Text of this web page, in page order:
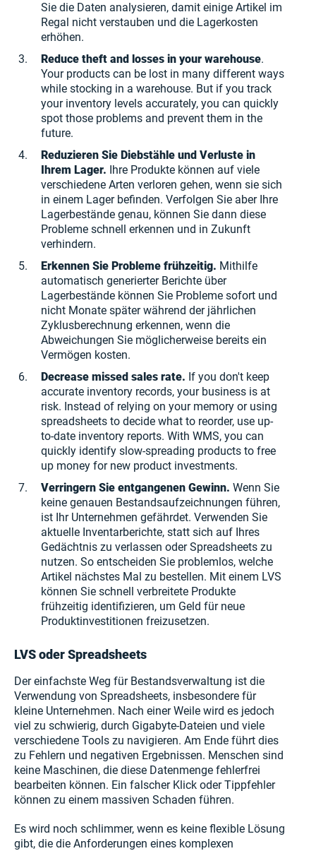
Sie die Daten analysieren, damit einige Artikel im
Regal nicht verstauben und die Lagerkosten
erhöhen.
Reduce theft and losses in your warehouse.
Your products can be lost in many different ways
while stocking in a warehouse. But if you track
your inventory levels accurately, you can quickly
spot those problems and prevent them in the
future.
Reduzieren Sie Diebstähle und Verluste in
Ihrem Lager. Ihre Produkte können auf viele
verschiedene Arten verloren gehen, wenn sie sich
in einem Lager befinden. Verfolgen Sie aber Ihre
Lagerbestände genau, können Sie dann diese
Probleme schnell erkennen und in Zukunft
verhindern.
Erkennen Sie Probleme frühzeitig. Mithilfe
automatisch generierter Berichte über
Lagerbestände können Sie Probleme sofort und
nicht Monate später während der jährlichen
Zyklusberechnung erkennen, wenn die
Abweichungen Sie möglicherweise bereits ein
Vermögen kosten.
Decrease missed sales rate. If you don't keep
accurate inventory records, your business is at
risk. Instead of relying on your memory or using
spreadsheets to decide what to reorder, use up-
to-date inventory reports. With WMS, you can
quickly identify slow-spreading products to free
up money for new product investments.
Verringern Sie entgangenen Gewinn. Wenn Sie
keine genauen Bestandsaufzeichnungen führen,
ist Ihr Unternehmen gefährdet. Verwenden Sie
aktuelle Inventarberichte, statt sich auf Ihres
Gedächtnis zu verlassen oder Spreadsheets zu
nutzen. So entscheiden Sie problemlos, welche
Artikel nächstes Mal zu bestellen. Mit einem LVS
können Sie schnell verbreitete Produkte
frühzeitig identifizieren, um Geld für neue
Produktinvestitionen freizusetzen.
LVS oder Spreadsheets
Der einfachste Weg für Bestandsverwaltung ist die
Verwendung von Spreadsheets, insbesondere für
kleine Unternehmen. Nach einer Weile wird es jedoch
viel zu schwierig, durch Gigabyte-Dateien und viele
verschiedene Tools zu navigieren. Am Ende führt dies
zu Fehlern und negativen Ergebnissen. Menschen sind
keine Maschinen, die diese Datenmenge fehlerfrei
bearbeiten können. Ein falscher Klick oder Tippfehler
können zu einem massiven Schaden führen.
Es wird noch schlimmer, wenn es keine flexible Lösung
gibt, die die Anforderungen eines komplexen